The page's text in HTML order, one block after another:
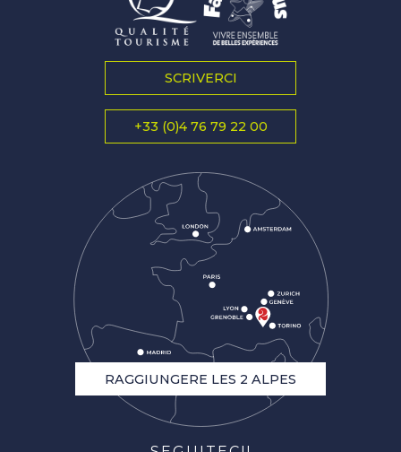
SCRIVERCI
+33 (0)4 76 79 22 00
RAGGIUNGERE LES 2 ALPES